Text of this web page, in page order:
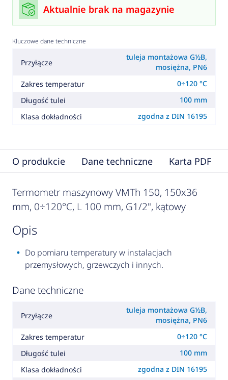
Aktualnie brak na magazynie
Kluczowe dane techniczne
Przyłącze
tuleja montażowa G½B,
mosiężna, PN6
Zakres temperatur
0÷120 °C
Długość tulei
100 mm
Klasa dokładności
zgodna z DIN 16195
O produkcie Dane techniczne Karta PDF
Termometr maszynowy VMTh 150, 150x36
mm, 0÷120°C, L 100 mm, G1/2", kątowy
opis
Do pomiaru temperatury w instalacjach
przemysłowych, grzewczych i innych.
Dane techniczne
Przyłącze
tuleja montażowa G½B,
mosiężna, PN6
Zakres temperatur
0÷120 °C
Długość tulei
100 mm
Klasa dokładności
zgodna z DIN 16195